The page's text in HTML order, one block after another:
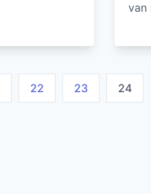
van
22 23 24